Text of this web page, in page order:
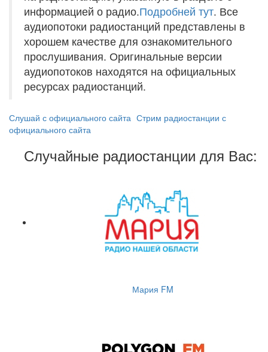
информацией о радио.Подробней тут. Все
аудиопотоки радиостанций представлены в
хорошем качестве для ознакомительного
прослушивания. Оригинальные версии
аудиопотоков находятся на официальных
ресурсах радиостанций.
Слушай с официального сайта Стрим радиостанции с
официального сайта
Случайные радиостанции для Вас:
Мария FM